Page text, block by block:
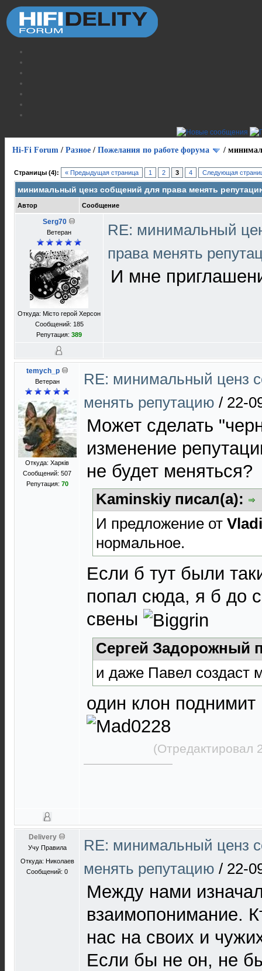
Hi-Fi Forum / Разное / Пожелания по работе форума /
Страницы (4): « Предыдущая страница 1 2 3 4 Следующая
минимальный ценз собщений для права менять
Автор Сообщение
Serg70
Ветеран
Откуда: Місто герой Херсон
Сообщений: 185
Репутация: 389
RE: минимальный
права менять
И мне
temych_p
Ветеран
Откуда: Харків
Сообщений: 507
Репутация: 70
RE: минимальный ценз
менять репутацию / 22-
Может сделать
изменение
не будет меняться?
Kaminskiy писал(а):
И предложение от
нормальное.
Если б тут были
попал сюда, я б до
свены
Сергей Задорожный
и даже Павел создаст
один клон
(Отредактировал
Delivery
Учу Правила
Откуда: Николаев
Сообщений: 0
RE: минимальный ценз
менять репутацию / 22-
Между нами
взаимопонимание.
нас на своих и
Если бы не он, не